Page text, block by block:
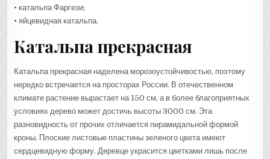
• катальпа Фаргези;
• яйцевидная катальпа.
Катальпа прекрасная
Катальпа прекрасная наделена морозоустойчивостью, поэтому
нередко встречается на просторах России. В отечественном
климате растение вырастает на 150 см, а в более благоприятных
условиях дерево может достичь высоты 3000 см. Эта
разновидность от прочих отличается пирамидальной формой
кроны. Плоские листовые пластины зеленого цвета имеют
сердцевидную форму. Деревце украсится цветками лишь после